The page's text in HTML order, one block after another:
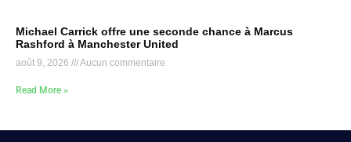
Michael Carrick offre une seconde chance à Marcus
Rashford à Manchester United
août 9, 2026 Aucun commentaire
Read More »